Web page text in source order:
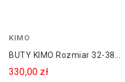
KIMO
BUTY KIMO Rozmiar 32-38
Dla Dziecka CROSS / QUAD
330,00 zł